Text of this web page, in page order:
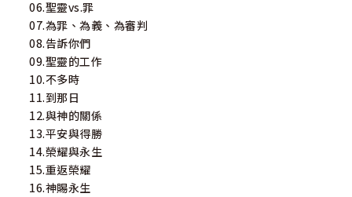
你們所說的話，就是靈，就是生命』，我們若在主話中遇
見，我們裡面的靈就得甦醒，得飽足，這是我們禱讀的目
的。
2)「禱讀」的方式：
A)採個人禱讀、兩個人電話禱讀或小組禱讀均
可。
B)基本的時間分配如下，若有更長的靈修時間可
加強敬拜及禱讀時間。靈修禱讀15分＝禱告1分+讀經2分+禱
讀5分+讀每日靈糧2分+禱告5分。
06.聖靈vs.罪
07.為罪、為義、為審判
08.告訴你們
09.聖靈的工作
10.不多時
11.到那日
12.與神的關係
13.平安與得勝
14.榮耀與永生
15.重返榮耀
16.神賜永生